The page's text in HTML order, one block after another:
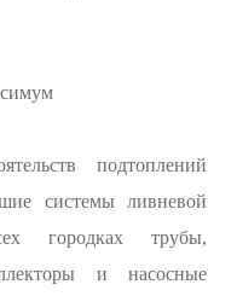
подтоплений
системы ливневой
городках трубы,
и насосные